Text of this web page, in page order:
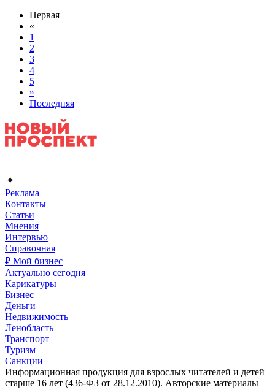
Первая
«
1
2
3
4
5
»
Последняя
Реклама
Контакты
Статьи
Мнения
Интервью
Справочная
₽ Мой бизнес
Актуально сегодня
Карикатуры
Бизнес
Деньги
Недвижимость
Ленобласть
Транспорт
Туризм
Санкции
Информационная продукция для взрослых читателей и детей
старше 16 лет (436-ФЗ от 28.12.2010). Авторские материалы